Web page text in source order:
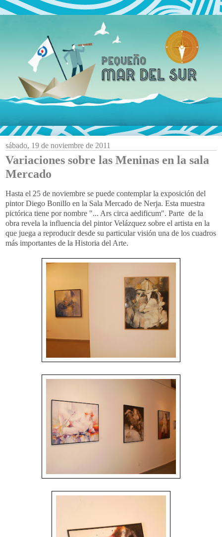
sábado, 19 de noviembre de 2011
Variaciones sobre las Meninas en la sala
Mercado
Hasta el 25 de noviembre se puede contemplar la exposición del
pintor Diego Bonillo en la Sala Mercado de Nerja. Esta muestra
pictórica tiene por nombre "... Ars circa aedificum". Parte de la
obra revela la influencia del pintor Velázquez sobre el artista en la
que juega a reproducir desde su particular visión una de los cuadros
más importantes de la Historia del Arte.